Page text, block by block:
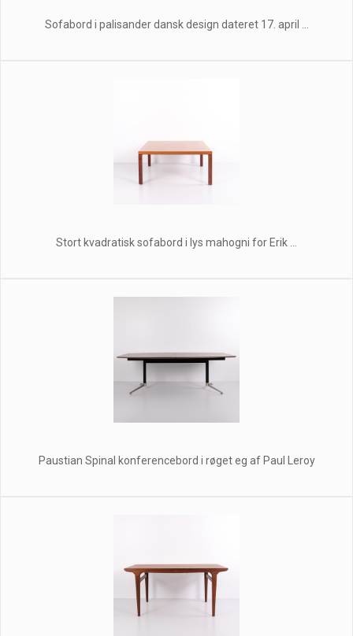
Sofabord i palisander dansk design dateret 17. april ...
Stort kvadratisk sofabord i lys mahogni for Erik ...
Paustian Spinal konferencebord i røget eg af Paul Leroy